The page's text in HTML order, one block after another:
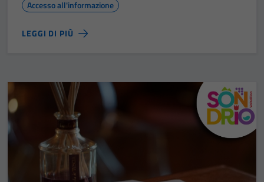
Accesso all'informazione
LEGGI DI PIÙ